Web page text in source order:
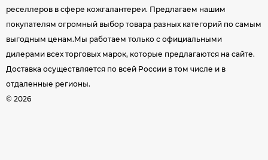
реселлеров в сфере кожгалантереи. Предлагаем нашим
покупателям огромный выбор товара разных категорий по самым
выгодным ценам.Мы работаем только с официальными
дилерами всех торговых марок, которые предлагаются на сайте.
Доставка осуществляется по всей России в том числе и в
отдаленные регионы.
© 2026